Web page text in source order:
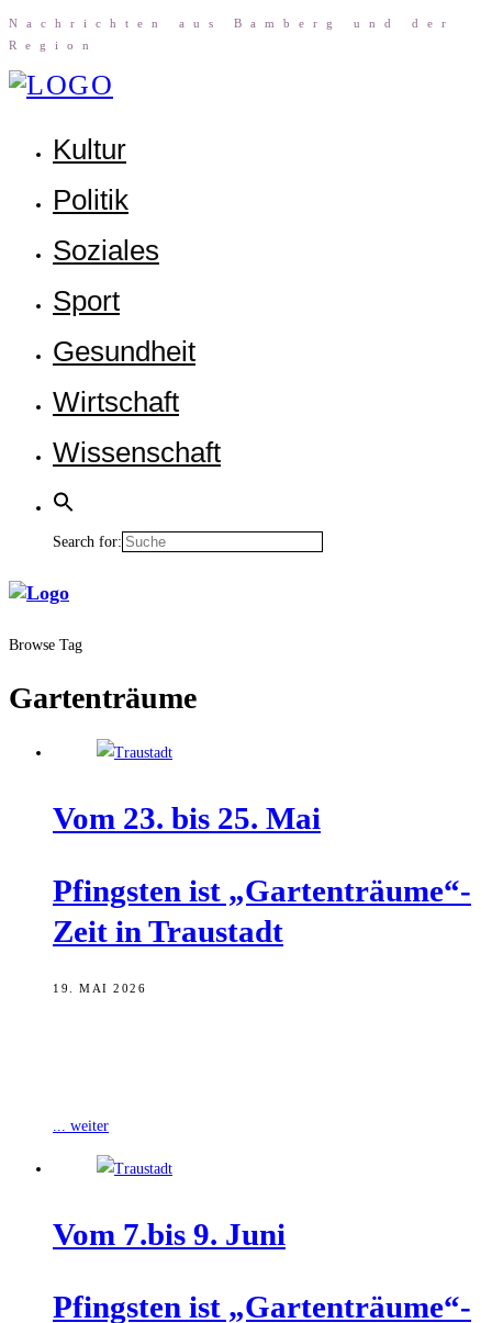
Nach­rich­ten aus Bam­berg und der
Region
Kul­tur
Poli­tik
Sozia­les
Sport
Gesund­heit
Wirt­schaft
Wis­sen­schaft
Search for:
Browse Tag
Gartenträume
Vom 23. bis 25. Mai
Pfings­ten ist „Gartenträume“-
Zeit in Traustadt
19. MAI 2026
... weiter
Vom 7.bis 9. Juni
Pfings­ten ist „Gartenträume“-